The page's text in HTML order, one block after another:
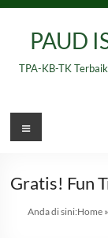
contentPAUD
TPA-KB-TK
Menu
Gratis! Fun
Anda di sini:Home»